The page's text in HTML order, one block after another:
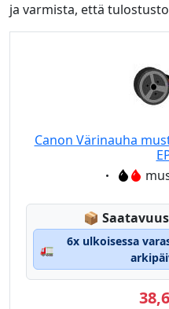
ja varmista, että
Canon Värinauha
📦
🚛
6x ulkoisessa